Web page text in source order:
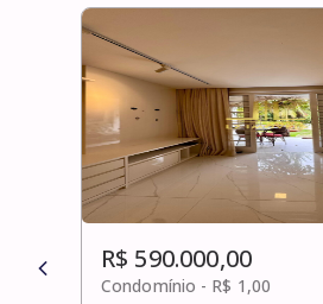
R$ 590.000,00
Condomínio - R$ 1,00